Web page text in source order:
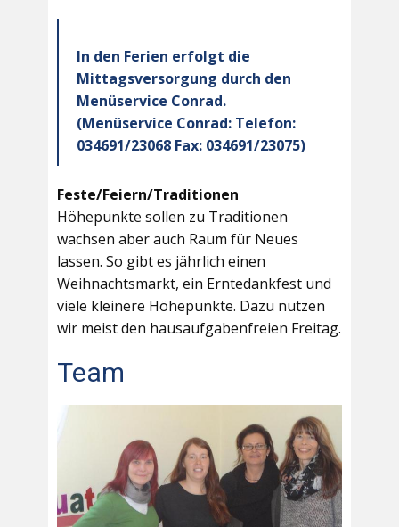
In den Ferien erfolgt die
Mittagsversorgung durch den
Menüservice Conrad.
(Menüservice Conrad: Telefon:
034691/23068 Fax: 034691/23075)
Feste/Feiern/Traditionen
Höhepunkte sollen zu Traditionen
wachsen aber auch Raum für Neues
lassen. So gibt es jährlich einen
Weihnachtsmarkt, ein Erntedankfest und
viele kleinere Höhepunkte. Dazu nutzen
wir meist den hausaufgabenfreien Freitag.
Team